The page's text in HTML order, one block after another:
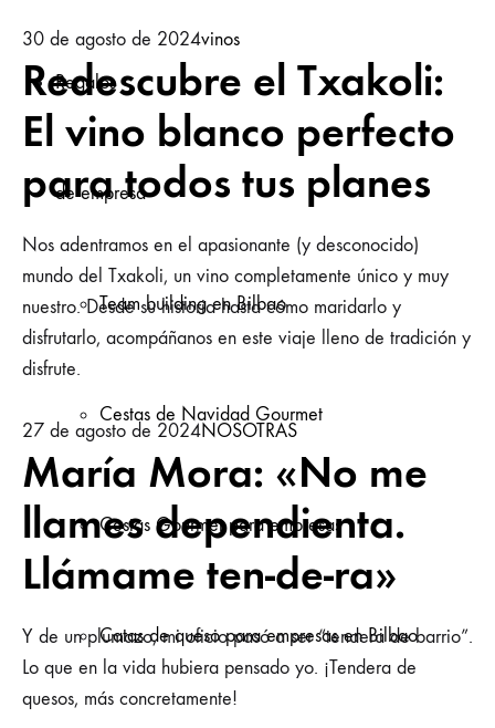
Regalos
de empresa
Team building en Bilbao
Cestas de Navidad Gourmet
Cestas Gourmet para empresas
Catas de queso para empresas en Bilbao
30 de agosto de 2024vinos
Redescubre el Txakoli:
El vino blanco perfecto
para todos tus planes
Nos adentramos en el apasionante (y desconocido)
mundo del Txakoli, un vino completamente único y muy
nuestro. Desde su historia hasta cómo maridarlo y
disfrutarlo, acompáñanos en este viaje lleno de tradición y
disfrute.
27 de agosto de 2024NOSOTRAS
María Mora: «No me
llames dependienta.
Llámame ten-de-ra»
Y de un plumazo, mi oficio pasó a ser “tendera de barrio”.
Lo que en la vida hubiera pensado yo. ¡Tendera de
quesos, más concretamente!